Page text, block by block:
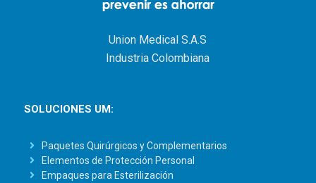
Union Medical S.A.S
Industria Colombiana
SOLUCIONES UM:
Paquetes Quirúrgicos y Complementarios
Elementos de Protección Personal
Empaques para Esterilización